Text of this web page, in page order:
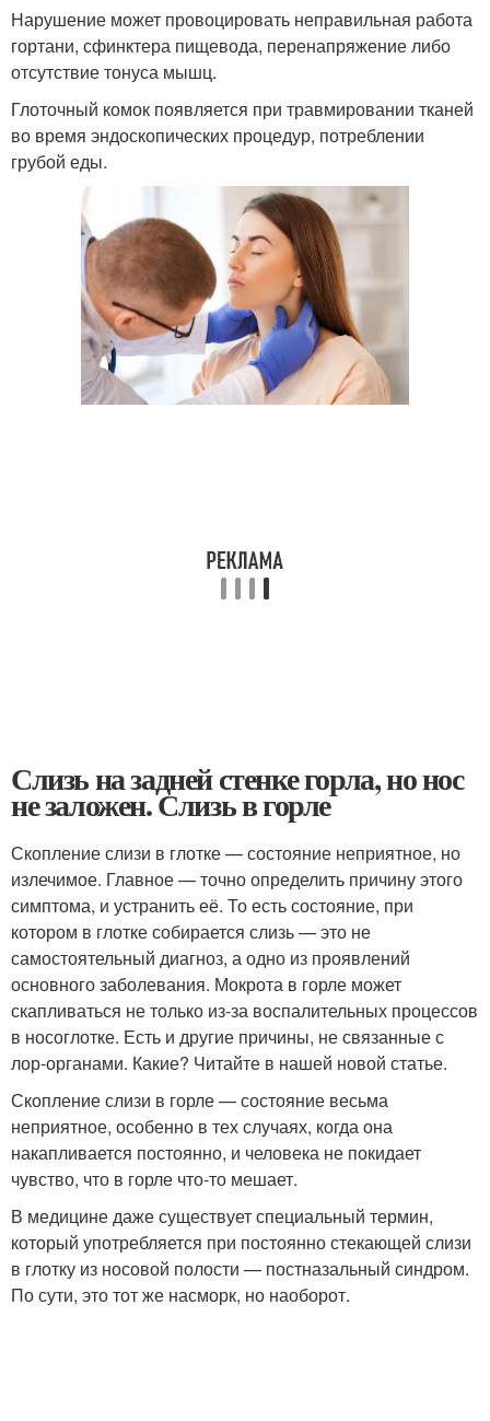
Нарушение может провоцировать неправильная работа
гортани, сфинктера пищевода, перенапряжение либо
отсутствие тонуса мышц.
Глоточный комок появляется при травмировании тканей
во время эндоскопических процедур, потреблении
грубой еды.
Слизь на задней стенке горла, но нос
не заложен. Слизь в горле
Скопление слизи в глотке — состояние неприятное, но
излечимое. Главное — точно определить причину этого
симптома, и устранить её. То есть состояние, при
котором в глотке собирается слизь — это не
самостоятельный диагноз, а одно из проявлений
основного заболевания. Мокрота в горле может
скапливаться не только из-за воспалительных процессов
в носоглотке. Есть и другие причины, не связанные с
лор-органами. Какие? Читайте в нашей новой статье.
Скопление слизи в горле — состояние весьма
неприятное, особенно в тех случаях, когда она
накапливается постоянно, и человека не покидает
чувство, что в горле что-то мешает.
В медицине даже существует специальный термин,
который употребляется при постоянно стекающей слизи
в глотку из носовой полости — постназальный синдром.
По сути, это тот же насморк, но наоборот.